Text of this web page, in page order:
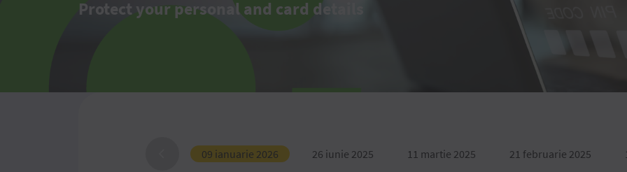
Protect your personal and card details
09 ianuarie 2026 26 iunie 2025 11 martie 2025 21 februarie 2025